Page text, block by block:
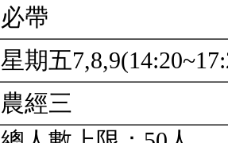
必帶
星期五
農經三